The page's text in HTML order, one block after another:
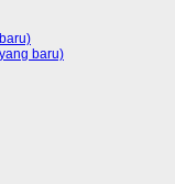
baru)